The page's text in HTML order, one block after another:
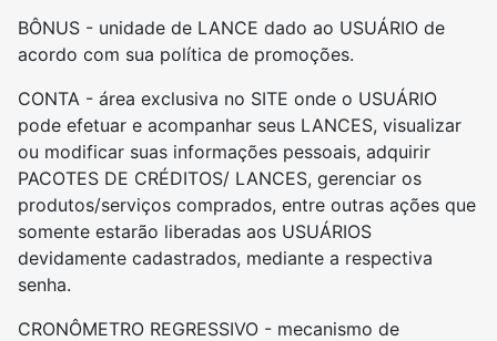
BÔNUS - unidade de LANCE dado ao USUÁRIO de
acordo com sua política de promoções.
CONTA - área exclusiva no SITE onde o USUÁRIO
pode efetuar e acompanhar seus LANCES, visualizar
ou modificar suas informações pessoais, adquirir
PACOTES DE CRÉDITOS/ LANCES, gerenciar os
produtos/serviços comprados, entre outras ações que
somente estarão liberadas aos USUÁRIOS
devidamente cadastrados, mediante a respectiva
senha.
CRONÔMETRO REGRESSIVO - mecanismo de